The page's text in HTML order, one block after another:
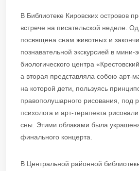
В Библиотеке Кировских островов
встрече на писательской неделе.
посвящена снам животных и
познавательной экскурсией в мини-
биологического центра
а вторая представляла собою арт-
на которой дети, пользуясь
правополушарного рисования, под
психолога и арт-терапевта
сны. Этими облаками была
финального концерта.
В Центральной районной